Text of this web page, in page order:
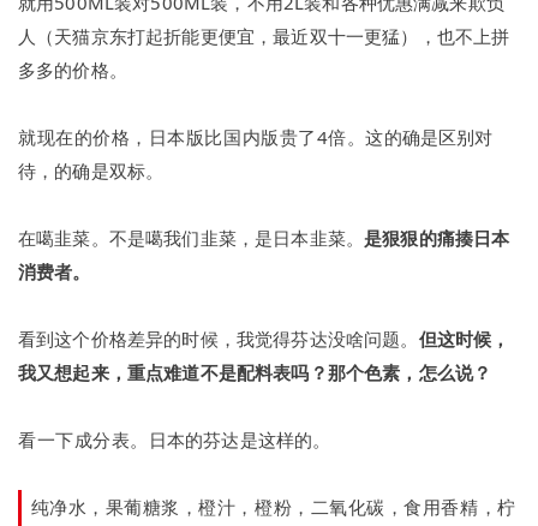
人（天猫京东打起折能更便宜，最近双十一更猛），也不上拼
多多的价格。
就现在的价格，日本版比国内版贵了4倍。这的确是区别对
待，的确是双标。
在噶韭菜。 不是噶我们韭菜，是日本韭菜。是狠狠的痛揍日本
消费者。
看到这个价格差异的时候，我觉得芬达没啥问题。 但这时候，
我又想起来，重点难道不是配料表吗？那个色素，怎么说？
看一下成分表。 日本的芬达是这样的。
纯净水，果葡糖浆，橙汁，橙粉，二氧化碳，食用香精，柠